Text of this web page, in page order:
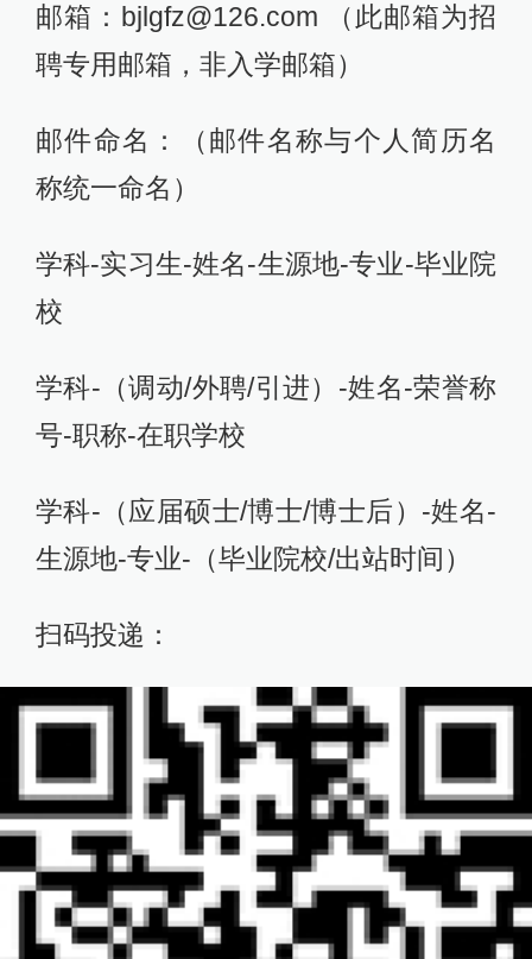
邮箱：bjlgfz@126.com （此邮箱为招
聘专用邮箱，非入学邮箱）
邮件命名：（邮件名称与个人简历名
称统一命名）
学科-实习生-姓名-生源地-专业-毕业院
校
学科-（调动/外聘/引进）-姓名-荣誉称
号-职称-在职学校
学科-（应届硕士/博士/博士后）-姓名-
生源地-专业-（毕业院校/出站时间）
扫码投递：